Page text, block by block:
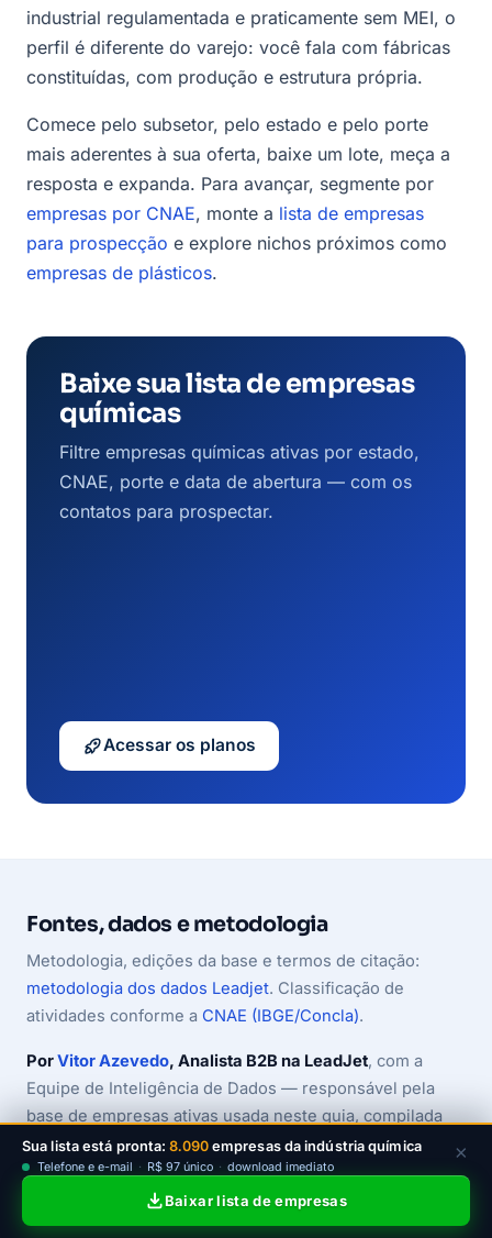
industrial regulamentada e praticamente sem MEI, o
perfil é diferente do varejo: você fala com fábricas
constituídas, com produção e estrutura própria.
Comece pelo subsetor, pelo estado e pelo porte
mais aderentes à sua oferta, baixe um lote, meça a
resposta e expanda. Para avançar, segmente por
empresas por CNAE, monte a lista de empresas
para prospecção e explore nichos próximos como
empresas de plásticos.
Baixe sua lista de empresas
químicas
Filtre empresas químicas ativas por estado,
CNAE, porte e data de abertura — com os
contatos para prospectar.
Acessar os planos
Fontes, dados e metodologia
Metodologia, edições da base e termos de citação:
metodologia dos dados Leadjet. Classificação de
atividades conforme a CNAE (IBGE/Concla).
PorVitor Azevedo, Analista B2B na LeadJet, com a
Equipe de Inteligência de Dados — responsável pela
base de empresas ativas usada neste guia, compilada
de fontes públicas oficiais e atualizada mensalmente
pela própria LeadJet.
Os números (8.090 empresas químicas ativas,
Sua lista está pronta:8.090empresas da indústria química
Telefone e e-mail · R$ 97 único · download imediato
Baixar lista de empresas
×